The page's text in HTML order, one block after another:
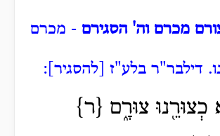
מכרם וה' הסגירם - מכרם
דילבר"ר בלע"ז [להסגיר]:
כְצוּרֵ֖נוּ צוּרָ֑ם {ר}